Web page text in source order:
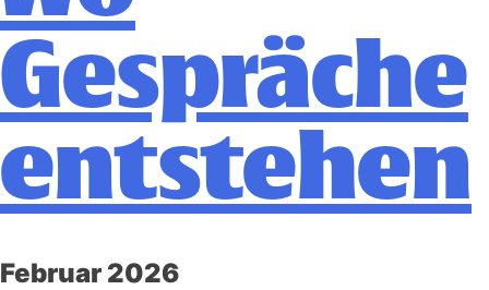
Gespräche
entstehen
Februar 2026